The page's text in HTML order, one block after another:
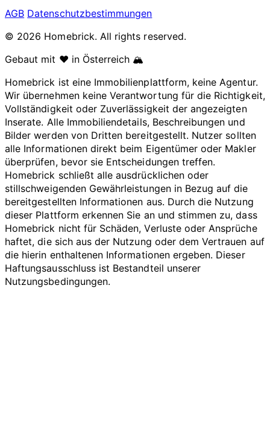
AGB Datenschutzbestimmungen
© 2026 Homebrick. All rights reserved.
Gebaut mit ❤️ in Österreich 🏔️
Homebrick ist eine Immobilienplattform, keine Agentur.
Wir übernehmen keine Verantwortung für die Richtigkeit,
Vollständigkeit oder Zuverlässigkeit der angezeigten
Inserate. Alle Immobiliendetails, Beschreibungen und
Bilder werden von Dritten bereitgestellt. Nutzer sollten
alle Informationen direkt beim Eigentümer oder Makler
überprüfen, bevor sie Entscheidungen treffen.
Homebrick schließt alle ausdrücklichen oder
stillschweigenden Gewährleistungen in Bezug auf die
bereitgestellten Informationen aus. Durch die Nutzung
dieser Plattform erkennen Sie an und stimmen zu, dass
Homebrick nicht für Schäden, Verluste oder Ansprüche
haftet, die sich aus der Nutzung oder dem Vertrauen auf
die hierin enthaltenen Informationen ergeben. Dieser
Haftungsausschluss ist Bestandteil unserer
Nutzungsbedingungen.